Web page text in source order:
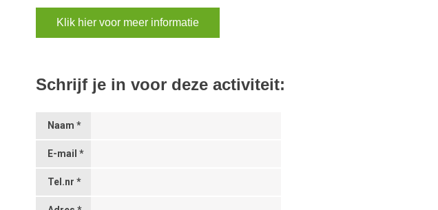
Klik hier voor meer informatie
Schrijf je in voor deze activiteit:
Naam *
E-mail *
Tel.nr *